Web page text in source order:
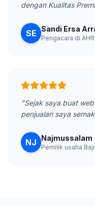
dengan Kualitas
SE Sandi Ersa
Pengacara di
"Sejak saya buat
penjualan saya
NJ Najmussalam
Pemilik usaha